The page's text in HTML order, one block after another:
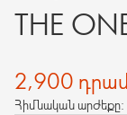
THE
2,900
Հիմնական արժեքը: